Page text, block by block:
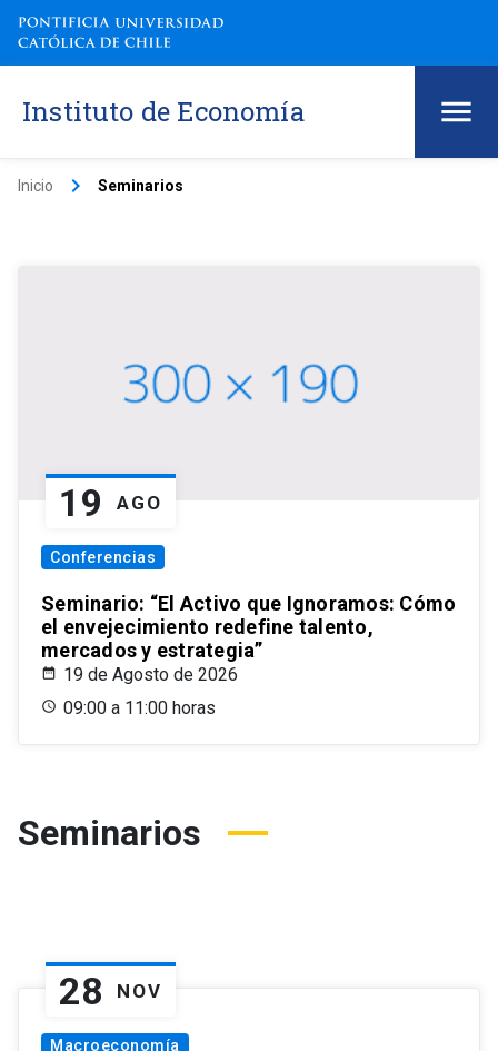
Instituto de Economía
Inicio keyboard_arrow_right Seminarios
19 AGO
Conferencias
Seminario: “El Activo que Ignoramos: Cómo
el envejecimiento redefine talento,
mercados y estrategia”
19 de Agosto de 2026
09:00 a 11:00 horas
Seminarios
28 NOV
Macroeconomía